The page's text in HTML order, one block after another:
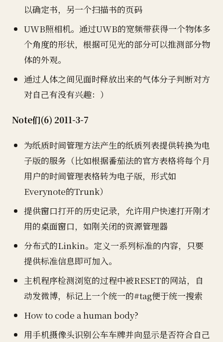
以确定书，另一个扫描书的页码
UWB照相机。通过UWB的宽频带获得一个物体多
个角度的形状，根据可见光的部分可以推测部分物
体的外观。
通过人体之间见面时释放出来的气体分子判断对方
对自己有没有兴趣：）
Note们(6) 2011-3-7
为纸质时间管理方法产生的纸质列表提供转换为电
子版的服务（比如根据番茄法的官方表格将每个月
用户的时间管理表格转为电子版，形式如
Everynote的Trunk）
提供窗口打开的历史记录，允许用户快速打开刚才
用的桌面窗口，如刚关闭的资源管理器
分布式的Linkin。定义一系列标准的内容，只要
提供标准信息即可加入。
主机程序检测浏览的过程中被RESET的网站，自
动发微博，标记上一个统一的#tag便于统一搜索
How to code a human body?
用手机摄像头识别公车车牌并向显示是否符合自己